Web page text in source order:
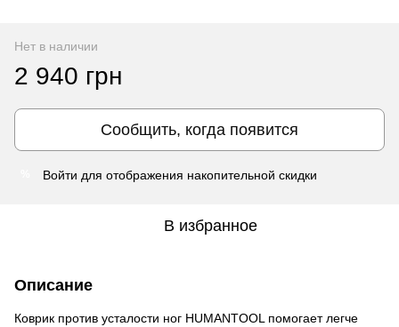
Нет в наличии
2 940 грн
Сообщить, когда появится
Войти для отображения накопительной скидки
В избранное
Описание
Коврик против усталости ног HUMANTOOL помогает легче